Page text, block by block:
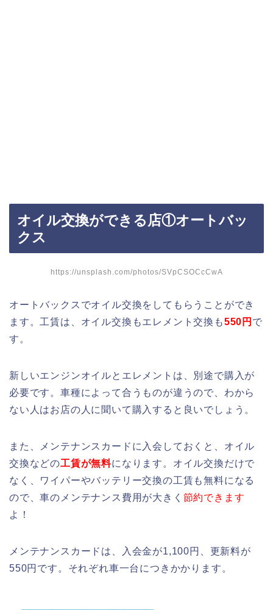
オイル交換ができる店①オートバッ
クス
https://unsplash.com/photos/SVpCSOCcCwA
オートバックスでオイル交換をしてもらうことができ
ます。工賃は、オイル交換もエレメント交換も550円 で
す。
新しいエンジンオイルとエレメントは、別途で購入が
必要です。車種によって合うものが違うので、わから
ない人はお店の人に聞いて購入すると良いでしょう。
また、メンテナンスカードに入会しておくと、オイル
交換などの工賃が無料になります。オイル交換だけで
なく、ワイパーやバッテリー交換の工賃も無料になる
ので、車のメンテナンス費用が大きく 節約できます
よ！
メンテナンスカードは、入会金が1,100円、更新料が
550円です。それぞれ車一台につきかかります。